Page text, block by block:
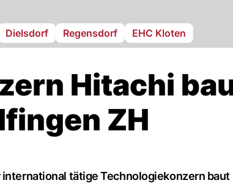
Dielsdorf Regensdorf EHC Kloten
Hitachi
ZH
international tätige Technologiekonzern